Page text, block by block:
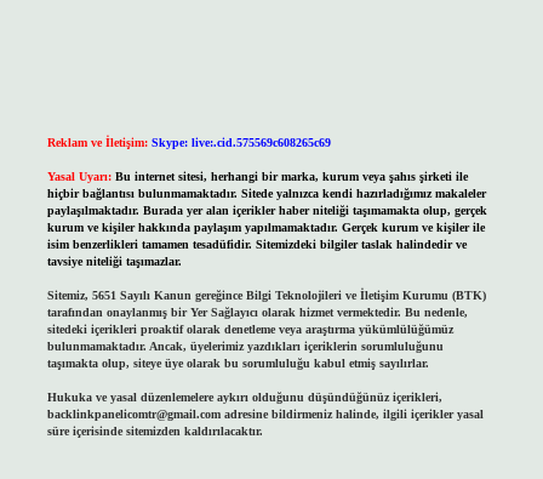
Reklam ve İletişim: Skype: live:.cid.575569c608265c69
Yasal Uyarı: Bu internet sitesi, herhangi bir marka, kurum veya şahıs şirketi ile
hiçbir bağlantısı bulunmamaktadır. Sitede yalnızca kendi hazırladığımız makaleler
paylaşılmaktadır. Burada yer alan içerikler haber niteliği taşımamakta olup, gerçek
kurum ve kişiler hakkında paylaşım yapılmamaktadır. Gerçek kurum ve kişiler ile
isim benzerlikleri tamamen tesadüfidir. Sitemizdeki bilgiler taslak halindedir ve
tavsiye niteliği taşımazlar.
Sitemiz, 5651 Sayılı Kanun gereğince Bilgi Teknolojileri ve İletişim Kurumu (BTK)
tarafından onaylanmış bir Yer Sağlayıcı olarak hizmet vermektedir. Bu nedenle,
sitedeki içerikleri proaktif olarak denetleme veya araştırma yükümlülüğümüz
bulunmamaktadır. Ancak, üyelerimiz yazdıkları içeriklerin sorumluluğunu
taşımakta olup, siteye üye olarak bu sorumluluğu kabul etmiş sayılırlar.
Hukuka ve yasal düzenlemelere aykırı olduğunu düşündüğünüz içerikleri,
backlinkpanelicomtr@gmail.comadresine bildirmeniz halinde, ilgili içerikler yasal
süre içerisinde sitemizden kaldırılacaktır.